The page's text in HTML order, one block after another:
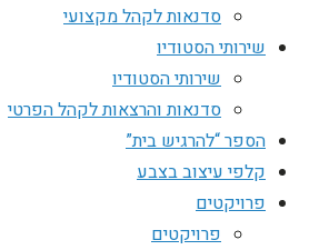
סדנאות לקהל מקצועי
שירותי הסטודיו
שירותי הסטודיו
סדנאות והרצאות לקהל הפרטי
הספר “להרגיש בית”
קלפי עיצוב בצבע
פרויקטים
פרויקטים